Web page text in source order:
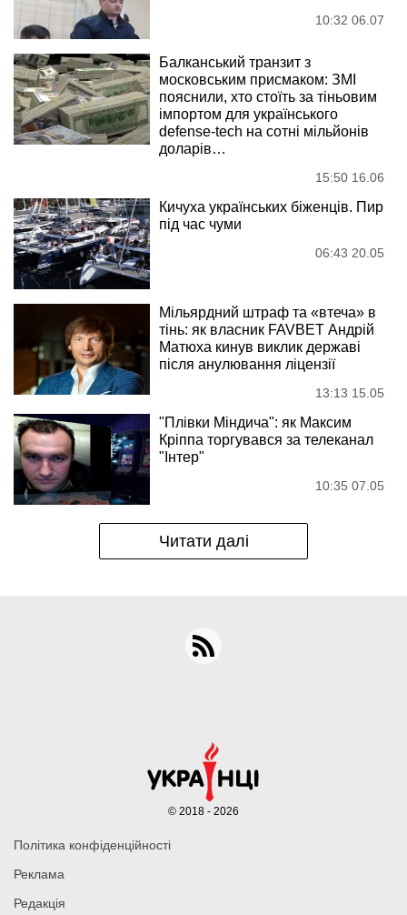
10:32 06.07
Балканський транзит з
московським присмаком: ЗМІ
пояснили, хто стоїть за тіньовим
імпортом для українського
defense-tech на сотні мільйонів
доларів…
15:50 16.06
Кичуха українських біженців. Пир
під час чуми
06:43 20.05
Мільярдний штраф та «втеча» в
тінь: як власник FAVBET Андрій
Матюха кинув виклик державі
після анулювання ліцензії
13:13 15.05
"Плівки Міндича": як Максим
Кріппа торгувався за телеканал
"Інтер"
10:35 07.05
Читати далі
Політика конфіденційності
Реклама
Редакція
© 2018 - 2026